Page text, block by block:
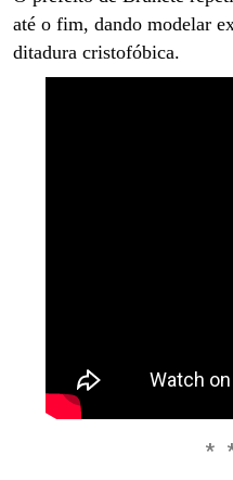
até o fim, dando modelar
ditadura cristofóbica.
*